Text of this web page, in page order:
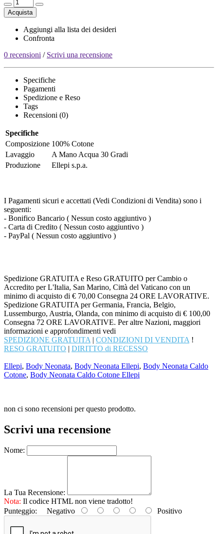
Acquista
Aggiungi alla lista dei desideri
Confronta
0 recensioni / Scrivi una recensione
Specifiche
Pagamenti
Spedizione e Reso
Tags
Recensioni (0)
Specifiche
Composizione 100% Cotone
Lavaggio
A Mano Acqua 30 Gradi
Produzione
Ellepi s.p.a.
I Pagamenti sicuri e accettati (Vedi Condizioni di Vendita) sono i
seguenti:
- Bonifico Bancario ( Nessun costo aggiuntivo )
- Carta di Credito ( Nessun costo aggiuntivo )
- PayPal ( Nessun costo aggiuntivo )
Spedizione GRATUITA e Reso GRATUITO per Cambio o
Accredito per L'Italia, San Marino, Città del Vaticano con un
minimo di acquisto di € 70,00 Consegna 24 ORE LAVORATIVE.
Spedizione GRATUITA per Germania, Francia, Belgio,
Lussemburgo, Austria, Olanda, con minimo di acquisto di € 100,00
Consegna 72 ORE LAVORATIVE. Per altre Nazioni, maggiori
informazioni e approfondimenti vedi
SPEDIZIONE GRATUITA | CONDIZIONI DI VENDITA !
RESO GRATUITO | DIRITTO di RECESSO
Ellepi, Body Neonata, Body Neonata Ellepi, Body Neonata Caldo
Cotone, Body Neonata Caldo Cotone Ellepi
non ci sono recensioni per questo prodotto.
Scrivi una recensione
Nome:
La Tua Recensione:
Nota: Il codice HTML non viene tradotto!
Punteggio: Negativo Positivo